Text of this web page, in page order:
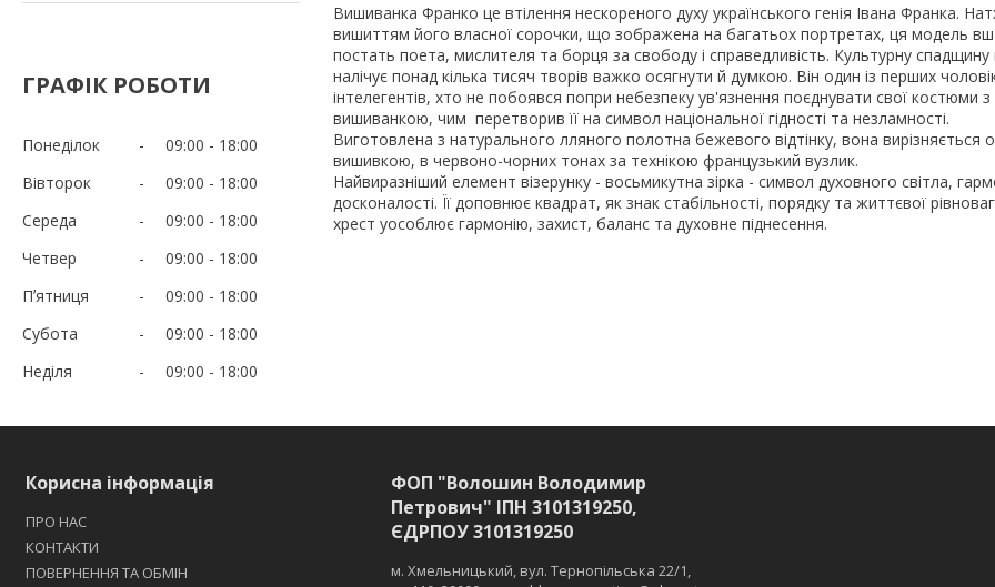
ГРАФІК РОБОТИ
Понеділок 09:00
18:00
Вівторок
09:00
18:00
Середа
09:00
18:00
Четвер
09:00
18:00
Пʼятниця
09:00
18:00
Субота
09:00
18:00
Неділя
09:00 18:00
Вишиванка Франко це втілення нескореного духу українського генія Івана Франка.
вишиттям його власної сорочки, що зображена на багатьох портретах, ця модель
постать поета, мислителя та борця за свободу і справедливість. Культурну
налічує понад кілька тисяч творів важко осягнути й думкою. Він один із перших
інтелегентів, хто не побоявся попри небезпеку ув'язнення поєднувати свої костюми
вишиванкою, чим перетворив її на символ національної гідності та незламності.
Виготовлена з натурального лляного полотна бежевого відтінку, вона вирізняється
вишивкою, в червоно-чорних тонах за технікою французький вузлик.
Найвиразніший елемент візерунку - восьмикутна зірка - символ духовного світла,
досконалості. Її доповнює квадрат, як знак стабільності, порядку та життєвої
хрест уособлює гармонію, захист, баланс та духовне піднесення.
Корисна інформація
ПРО НАС
КОНТАКТИ
ПОВЕРНЕННЯ ТА ОБМІН
ФОП "Волошин Володимир
Петрович" ІПН 3101319250,
ЄДРПОУ 3101319250
м. Хмельницький, вул. Тернопільська 22/1,